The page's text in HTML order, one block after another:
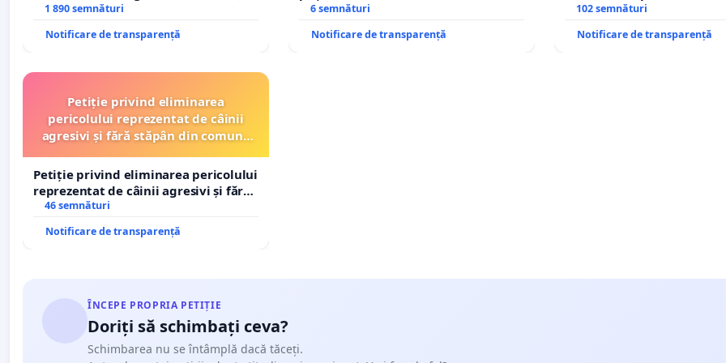
Petrean Lucian-Marius!
1 890 semnături
Notificare de transparență
6 semnături
Notificare de transparență
– Hanu Conachi) prin
102 semnături
Notificare de transparență
Petiție privind eliminarea
pericolului reprezentat de câinii
agresivi și fără stăpân din comuna
Petiție privind eliminarea pericolului
reprezentat de câinii agresivi și fără
stăpân din comuna Tunari
46 semnături
Notificare de transparență
ÎNCEPE PROPRIA PETIȚIE
Doriți să schimbați ceva?
Schimbarea nu se întâmplă dacă tăceți.